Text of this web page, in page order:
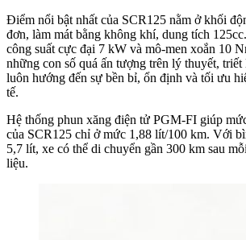
Điểm nổi bật nhất của SCR125 nằm ở khối
đơn, làm mát bằng không khí, dung tích
công suất cực đại 7 kW và mô-men xoắn 10
những con số quá ấn tượng trên lý thuyết,
luôn hướng đến sự bền bỉ, ổn định và tối ưu
tế.
Hệ thống phun xăng điện tử PGM-FI giúp
của SCR125 chỉ ở mức 1,88 lít/100 km. Với
5,7 lít, xe có thể di chuyển gần 300 km sau
liệu.